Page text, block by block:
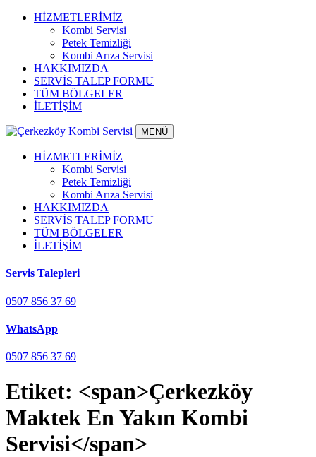
HİZMETLERİMİZ
Kombi Servisi
Petek Temizliği
Kombi Arıza Servisi
HAKKIMIZDA
SERVİS TALEP FORMU
TÜM BÖLGELER
İLETİŞİM
MENÜ
HİZMETLERİMİZ
Kombi Servisi
Petek Temizliği
Kombi Arıza Servisi
HAKKIMIZDA
SERVİS TALEP FORMU
TÜM BÖLGELER
İLETİŞİM
Servis Talepleri
0507 856 37 69
WhatsApp
0507 856 37 69
Etiket: <span>Çerkezköy
Maktek En Yakın Kombi
Servisi</span>